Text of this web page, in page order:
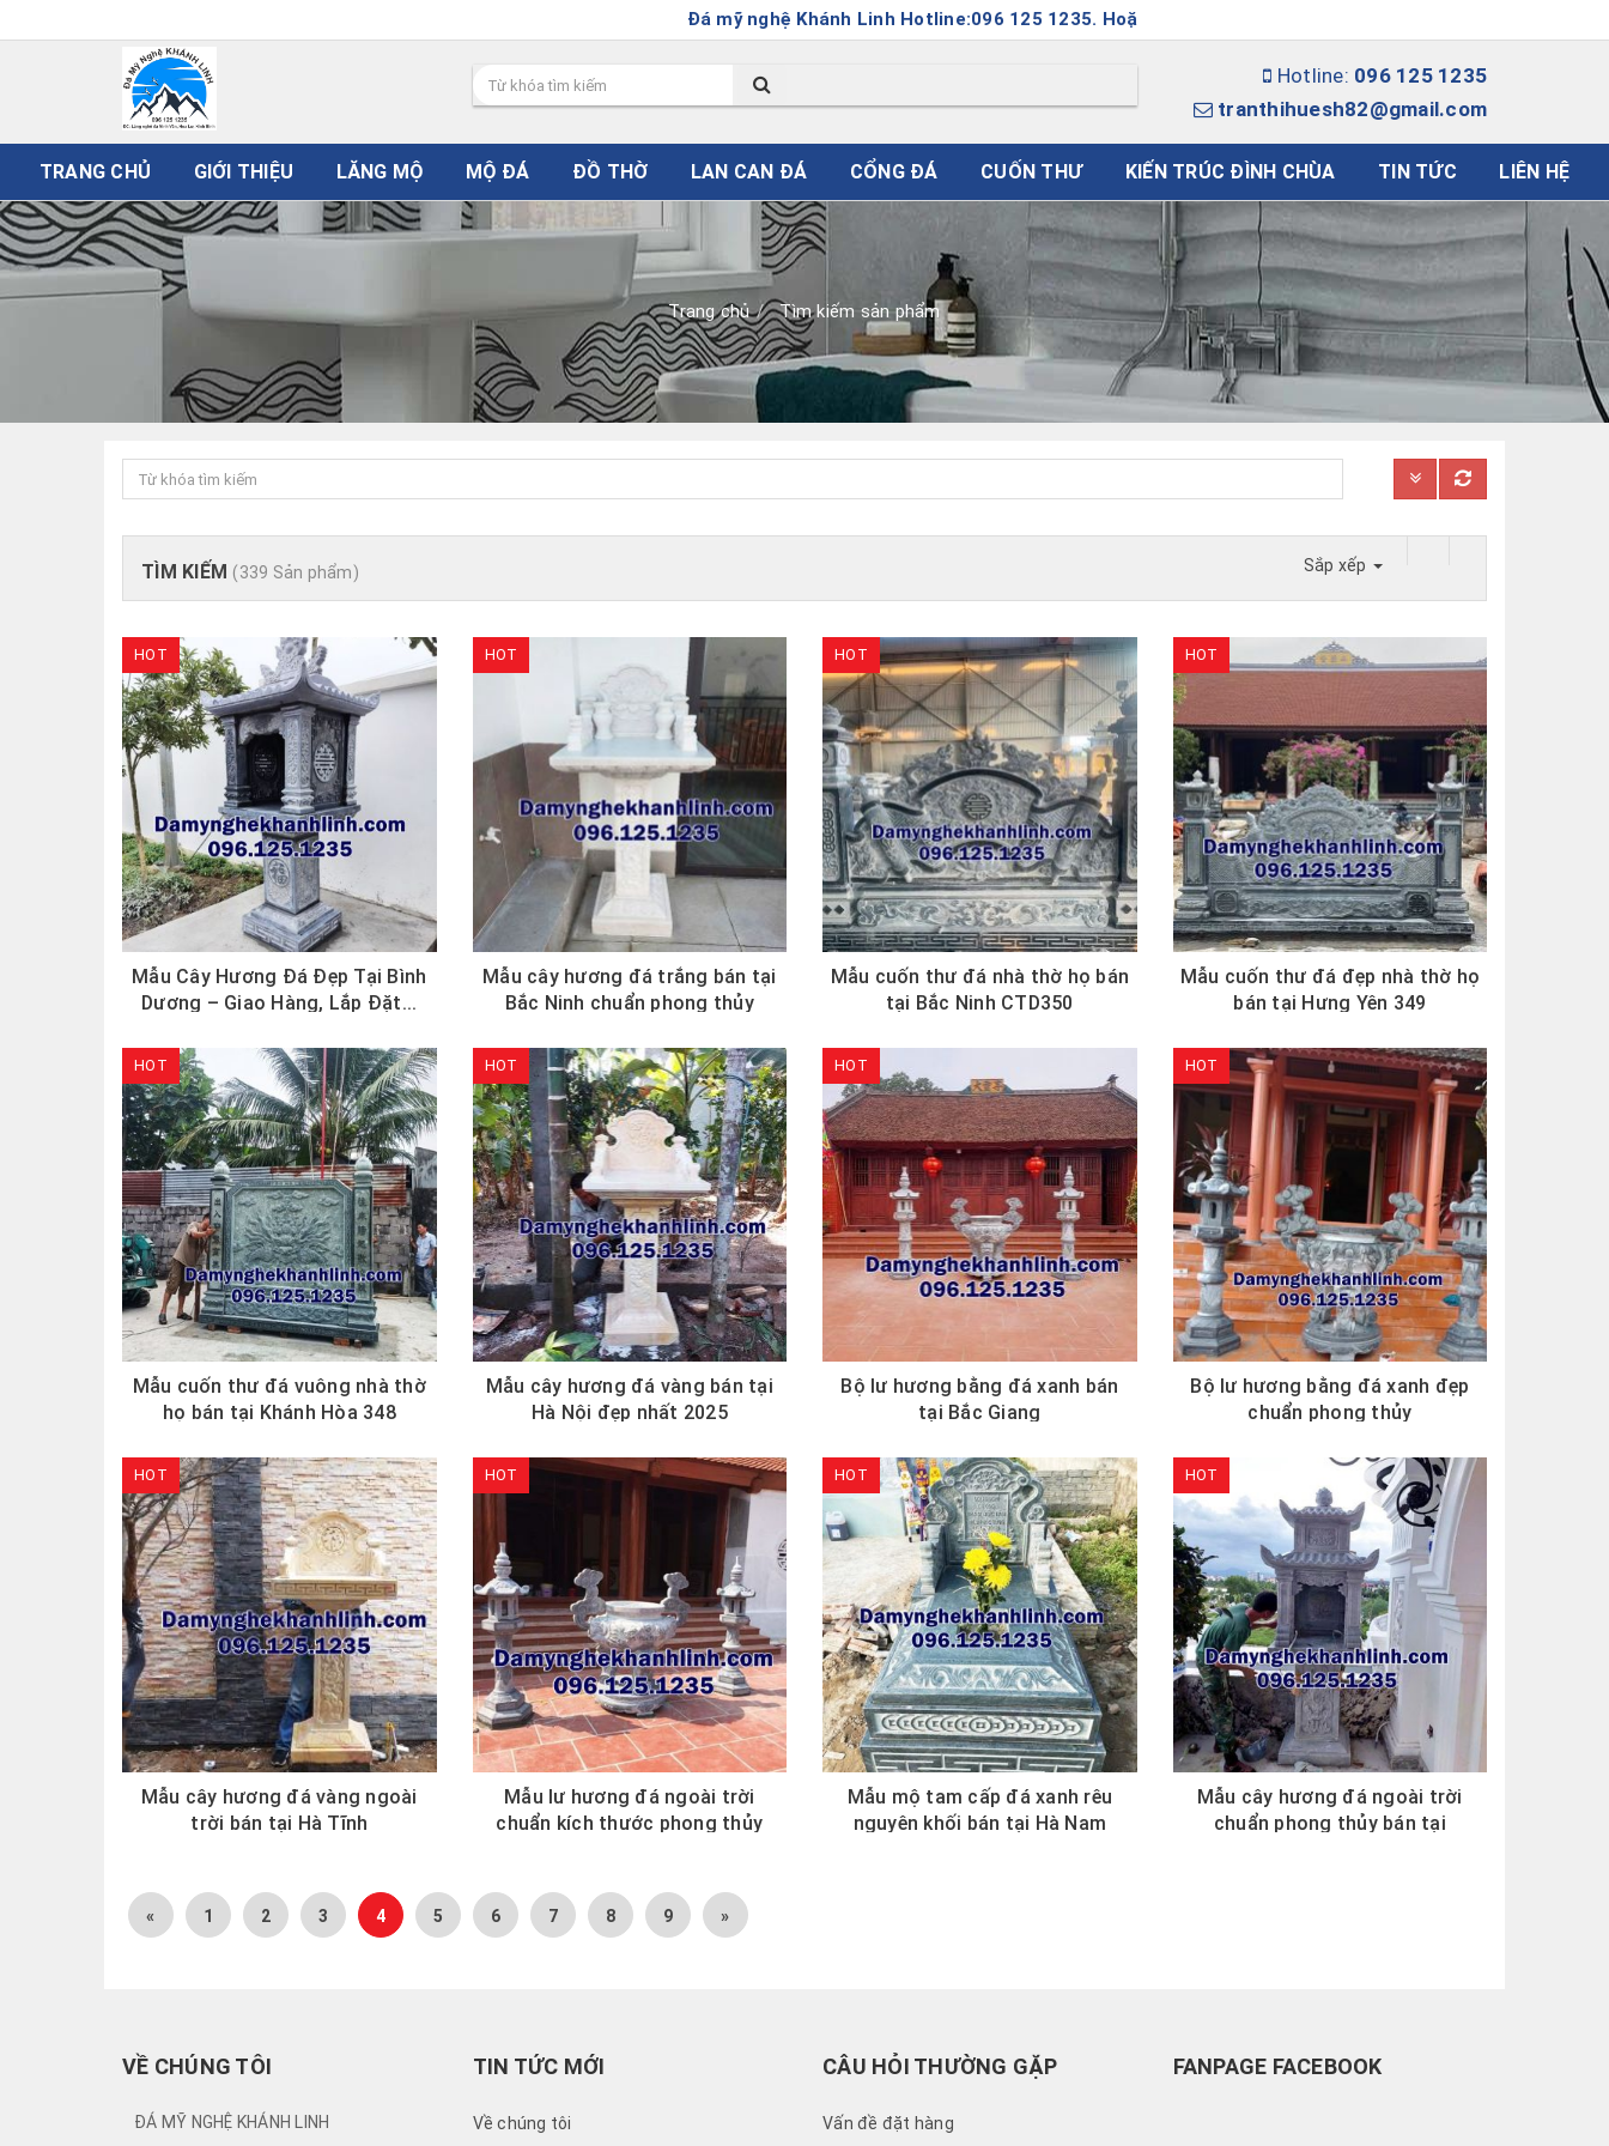
Đá mỹ nghệ Khánh Linh Hotline:096 125 1235. Hoặc Email: tranthihuesh82@gmail.com
Hotline: 096 125 1235
tranthihuesh82@gmail.com
TRANG CHỦ GIỚI THIỆU LĂNG MỘ MỘ ĐÁ ĐỒ THỜ LAN CAN ĐÁ CỔNG ĐÁ CUỐN THƯ KIẾN TRÚC ĐÌNH CHÙA TIN TỨC LIÊN HỆ
Trang chủ Tìm kiếm sản phẩm
TÌM KIẾM (339 Sản phẩm) Sắp xếp
HOT
Mẫu Cây Hương Đá Đẹp Tại Bình
Dương – Giao Hàng, Lắp Đặt...
HOT
Mẫu cây hương đá trắng bán tại
Bắc Ninh chuẩn phong thủy
HOT
Mẫu cuốn thư đá nhà thờ họ bán
tại Bắc Ninh CTD350
HOT
Mẫu cuốn thư đá đẹp nhà thờ họ
bán tại Hưng Yên 349
HOT
Mẫu cuốn thư đá vuông nhà thờ
họ bán tại Khánh Hòa 348
HOT
Mẫu cây hương đá vàng bán tại
Hà Nội đẹp nhất 2025
HOT
Bộ lư hương bằng đá xanh bán
tại Bắc Giang
HOT
Bộ lư hương bằng đá xanh đẹp
chuẩn phong thủy
HOT
Mẫu cây hương đá vàng ngoài
trời bán tại Hà Tĩnh
HOT
Mẫu lư hương đá ngoài trời
chuẩn kích thước phong thủy
HOT
Mẫu mộ tam cấp đá xanh rêu
nguyên khối bán tại Hà Nam
HOT
Mẫu cây hương đá ngoài trời
chuẩn phong thủy bán tại
« 1 2 3 4 5 6 7 8 9 »
VỀ CHÚNG TÔI
ĐÁ MỸ NGHỆ KHÁNH LINH
TIN TỨC MỚI
Về chúng tôi
CÂU HỎI THƯỜNG GẶP
Vấn đề đặt hàng
FANPAGE FACEBOOK